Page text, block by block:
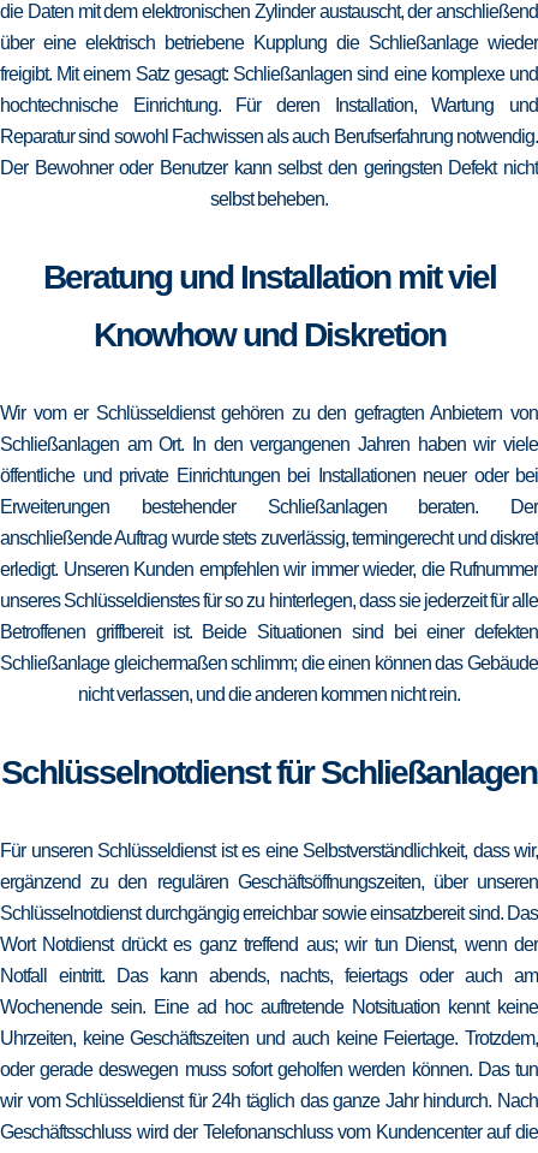
die Daten mit dem elektronischen Zylinder austauscht, der anschließend
über eine elektrisch betriebene Kupplung die Schließanlage wieder
freigibt. Mit einem Satz gesagt: Schließanlagen sind eine komplexe und
hochtechnische Einrichtung. Für deren Installation, Wartung und
Reparatur sind sowohl Fachwissen als auch Berufserfahrung notwendig.
Der Bewohner oder Benutzer kann selbst den geringsten Defekt nicht
selbst beheben.
Beratung und Installation mit viel
Knowhow und Diskretion
Wir vom er Schlüsseldienst gehören zu den gefragten Anbietern von
Schließanlagen am Ort. In den vergangenen Jahren haben wir viele
öffentliche und private Einrichtungen bei Installationen neuer oder bei
Erweiterungen bestehender Schließanlagen beraten. Der
anschließende Auftrag wurde stets zuverlässig, termingerecht und diskret
erledigt. Unseren Kunden empfehlen wir immer wieder, die Rufnummer
unseres Schlüsseldienstes für so zu hinterlegen, dass sie jederzeit für alle
Betroffenen griffbereit ist. Beide Situationen sind bei einer defekten
Schließanlage gleichermaßen schlimm; die einen können das Gebäude
nicht verlassen, und die anderen kommen nicht rein.
Schlüsselnotdienst für Schließanlagen
Für unseren Schlüsseldienst ist es eine Selbstverständlichkeit, dass wir,
ergänzend zu den regulären Geschäftsöffnungszeiten, über unseren
Schlüsselnotdienst durchgängig erreichbar sowie einsatzbereit sind. Das
Wort Notdienst drückt es ganz treffend aus; wir tun Dienst, wenn der
Notfall eintritt. Das kann abends, nachts, feiertags oder auch am
Wochenende sein. Eine ad hoc auftretende Notsituation kennt keine
Uhrzeiten, keine Geschäftszeiten und auch keine Feiertage. Trotzdem,
oder gerade deswegen muss sofort geholfen werden können. Das tun
wir vom Schlüsseldienst für 24h täglich das ganze Jahr hindurch. Nach
Geschäftsschluss wird der Telefonanschluss vom Kundencenter auf die